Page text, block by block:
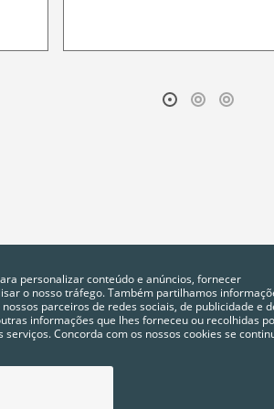
personalizar conteúdo e anúncios, fornecer
o nosso tráfego. Também partilhamos
parceiros de redes sociais, de publicidade e
informações que lhes forneceu ou recolhidas
Concorda com os nossos cookies se